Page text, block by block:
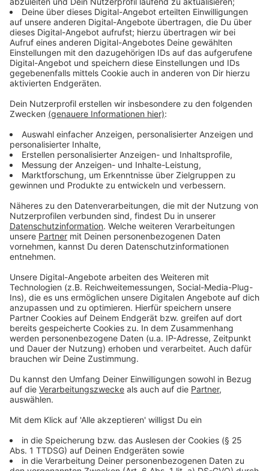
Tracks schlagen ein wie nichts - Millionen Streams,
Werbekampagnen, Gold in Brasilien. Plötzlich steht sie
nicht nur auf Social Media im Rampenlicht, sondern
auch auf den großen Bühnen. Doch Erfolg bringt auch
Schattenseiten mit sich. Kritik, Hate-Kommentare und
absurde Erwartungen prallen auf sie ein. Doch LOI
LOI entscheidet sich für die Musik - nun ist
das Album raus
Uni oder Musik? LOI musste sich entscheiden - und hat
keine Sekunde bereut. Ihre Stimme ist ihr Kapital, die
Selbstbewusstsein, auch wenn es Momente gibt, die
sie fordern. "Ich liebe es, live zu singen, weil ich mich
dann frei fühle", sagt sie.
Mit ihrem Debütalbum "Left In Your Love" schließt LOI
ein Kapitel ab - und öffnet das nächste. Die insgesamt
17 Tracks erzählen von fünf Jahren voller Höhen und
Tiefen, von Zweifeln und Erfolgen. Besonders zwei
Songs liegen ihr am Herzen: "Am I Enough", das sich mit
Your Love" in dem sie sich mit ihrer Vergangenheit
auseinandersetzt. Hier könnt ihr euch das gesamte
Album anhören.